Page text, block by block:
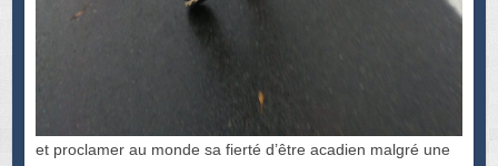
et proclamer au monde sa fierté d’être acadien malgré une